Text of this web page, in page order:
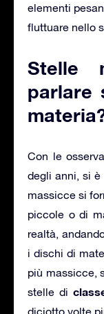
elementi
fluttuare nello
Stelle
parlare
Con le
degli anni, si
massicce si
piccole o di
realtà,
i dischi di
più massicce,
stelle di
diciotto volte